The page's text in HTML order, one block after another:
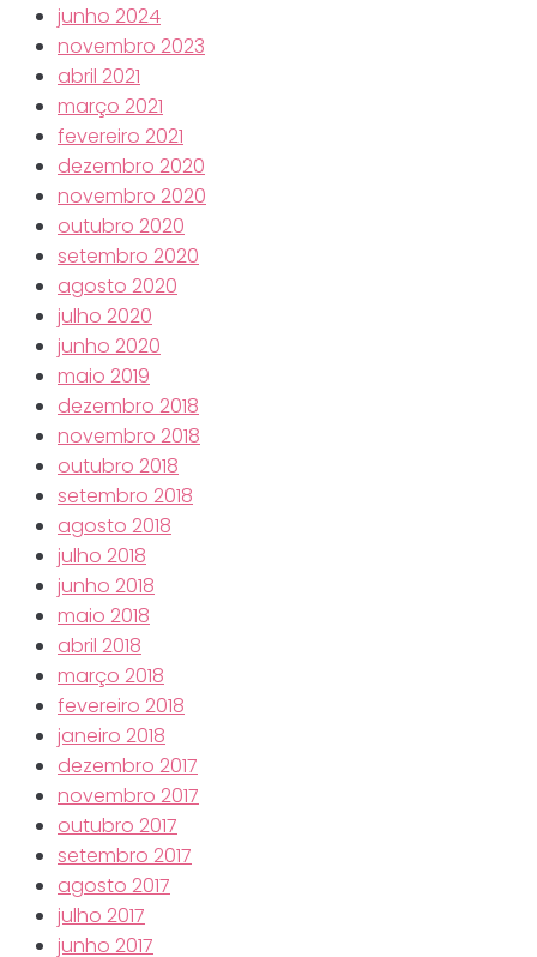
junho 2024
novembro 2023
abril 2021
março 2021
fevereiro 2021
dezembro 2020
novembro 2020
outubro 2020
setembro 2020
agosto 2020
julho 2020
junho 2020
maio 2019
dezembro 2018
novembro 2018
outubro 2018
setembro 2018
agosto 2018
julho 2018
junho 2018
maio 2018
abril 2018
março 2018
fevereiro 2018
janeiro 2018
dezembro 2017
novembro 2017
outubro 2017
setembro 2017
agosto 2017
julho 2017
junho 2017